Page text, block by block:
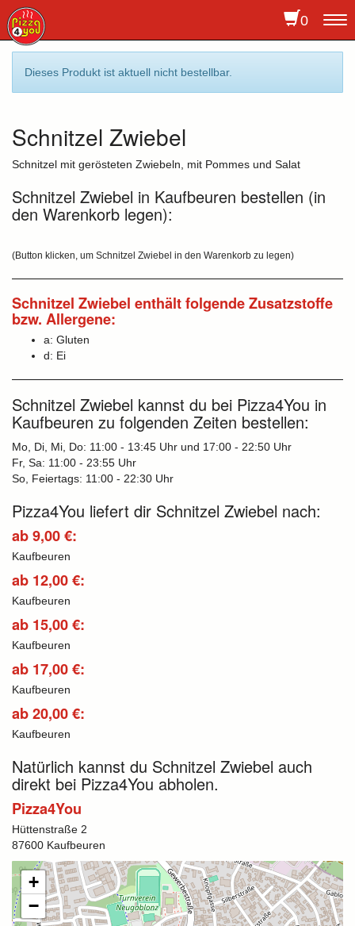
0
Dieses Produkt ist aktuell nicht bestellbar.
Schnitzel Zwiebel
Schnitzel mit gerösteten Zwiebeln, mit Pommes und Salat
Schnitzel Zwiebel in Kaufbeuren bestellen (in
den Warenkorb legen):
(Button klicken, um Schnitzel Zwiebel in den Warenkorb zu legen)
Schnitzel Zwiebel enthält folgende Zusatzstoffe
bzw. Allergene:
a: Gluten
d: Ei
Schnitzel Zwiebel kannst du bei Pizza4You in
Kaufbeuren zu folgenden Zeiten bestellen:
Mo, Di, Mi, Do: 11:00 - 13:45 Uhr und 17:00 - 22:50 Uhr
Fr, Sa: 11:00 - 23:55 Uhr
So, Feiertags: 11:00 - 22:30 Uhr
Pizza4You liefert dir Schnitzel Zwiebel nach:
ab 9,00 €:
Kaufbeuren
ab 12,00 €:
Kaufbeuren
ab 15,00 €:
Kaufbeuren
ab 17,00 €:
Kaufbeuren
ab 20,00 €:
Kaufbeuren
Natürlich kannst du Schnitzel Zwiebel auch
direkt bei Pizza4You abholen.
Pizza4You
Hüttenstraße 2
87600 Kaufbeuren
+
−